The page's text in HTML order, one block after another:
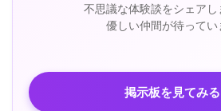
不思議な体験談をシェアし
優しい仲間が待ってい
掲示板を見てみ